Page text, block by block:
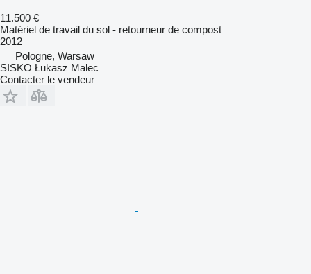
11.500 €
Matériel de travail du sol - retourneur de compost
2012
Pologne, Warsaw
SISKO Łukasz Malec
Contacter le vendeur